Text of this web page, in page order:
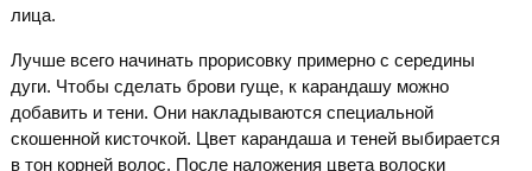
лица.
Лучше всего начинать прорисовку примерно с середины
дуги. Чтобы сделать брови гуще, к карандашу можно
добавить и тени. Они накладываются специальной
скошенной кисточкой. Цвет карандаша и теней выбирается
в тон корней волос. После наложения цвета волоски